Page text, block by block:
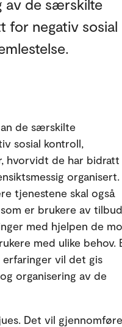
av de særskilte
for negativ sosial
de særskilte
sosial kontroll,
hvorvidt de har
organisert.
tjenestene skal også
er brukere av
med hjelpen de
med ulike behov.
vil det gis
organisering av de
Det vil